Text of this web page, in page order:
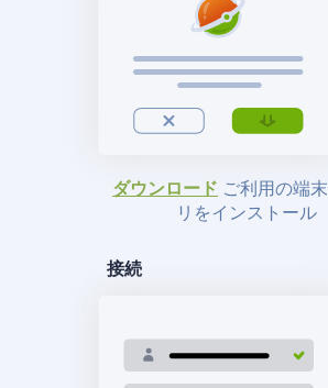
ダウンロード ご利用の端
リをインストール
接続